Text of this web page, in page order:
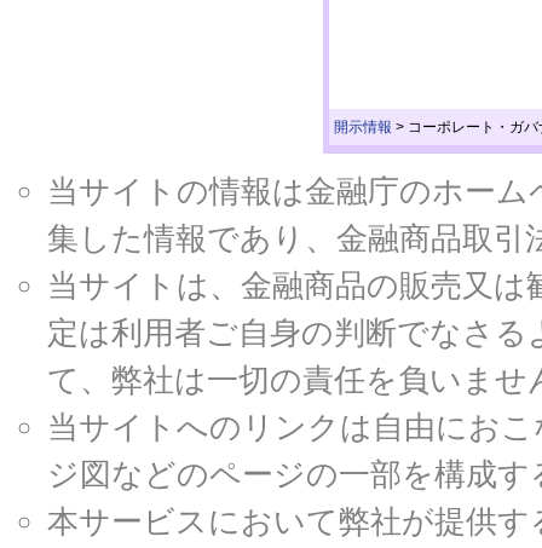
開示情報 > コーポレート・ガ
当サイトの情報は金融庁のホー
集した情報であり、金融商品取
当サイトは、金融商品の販売又
定は利用者ご自身の判断でなさ
て、弊社は一切の責任を負いませ
当サイトへのリンクは自由にお
ジ図などのページの一部を構成
本サービスにおいて弊社が提供